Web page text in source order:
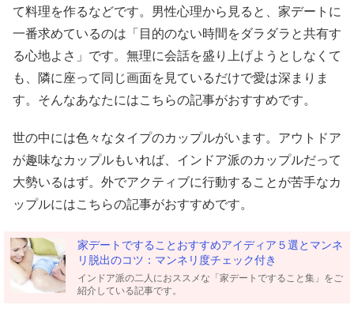
て料理を作るなどです。男性心理から見ると、家デートに
一番求めているのは「目的のない時間をダラダラと共有す
る心地よさ」です。無理に会話を盛り上げようとしなくて
も、隣に座って同じ画面を見ているだけで愛は深まりま
す。そんなあなたにはこちらの記事がおすすめです。
世の中には色々なタイプのカップルがいます。アウトドア
が趣味なカップルもいれば、インドア派のカップルだって
大勢いるはず。外でアクティブに行動することが苦手なカ
ップルにはこちらの記事がおすすめです。
家デートですることおすすめアイディア５選とマンネ
リ脱出のコツ：マンネリ度チェック付き
インドア派の二人におススメな「家デートですること集」をご
紹介している記事です。